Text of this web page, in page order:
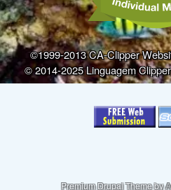
©1999-2013 CA-Clipper
© 2014-2025 Linguagem
Premium Drupal Theme by